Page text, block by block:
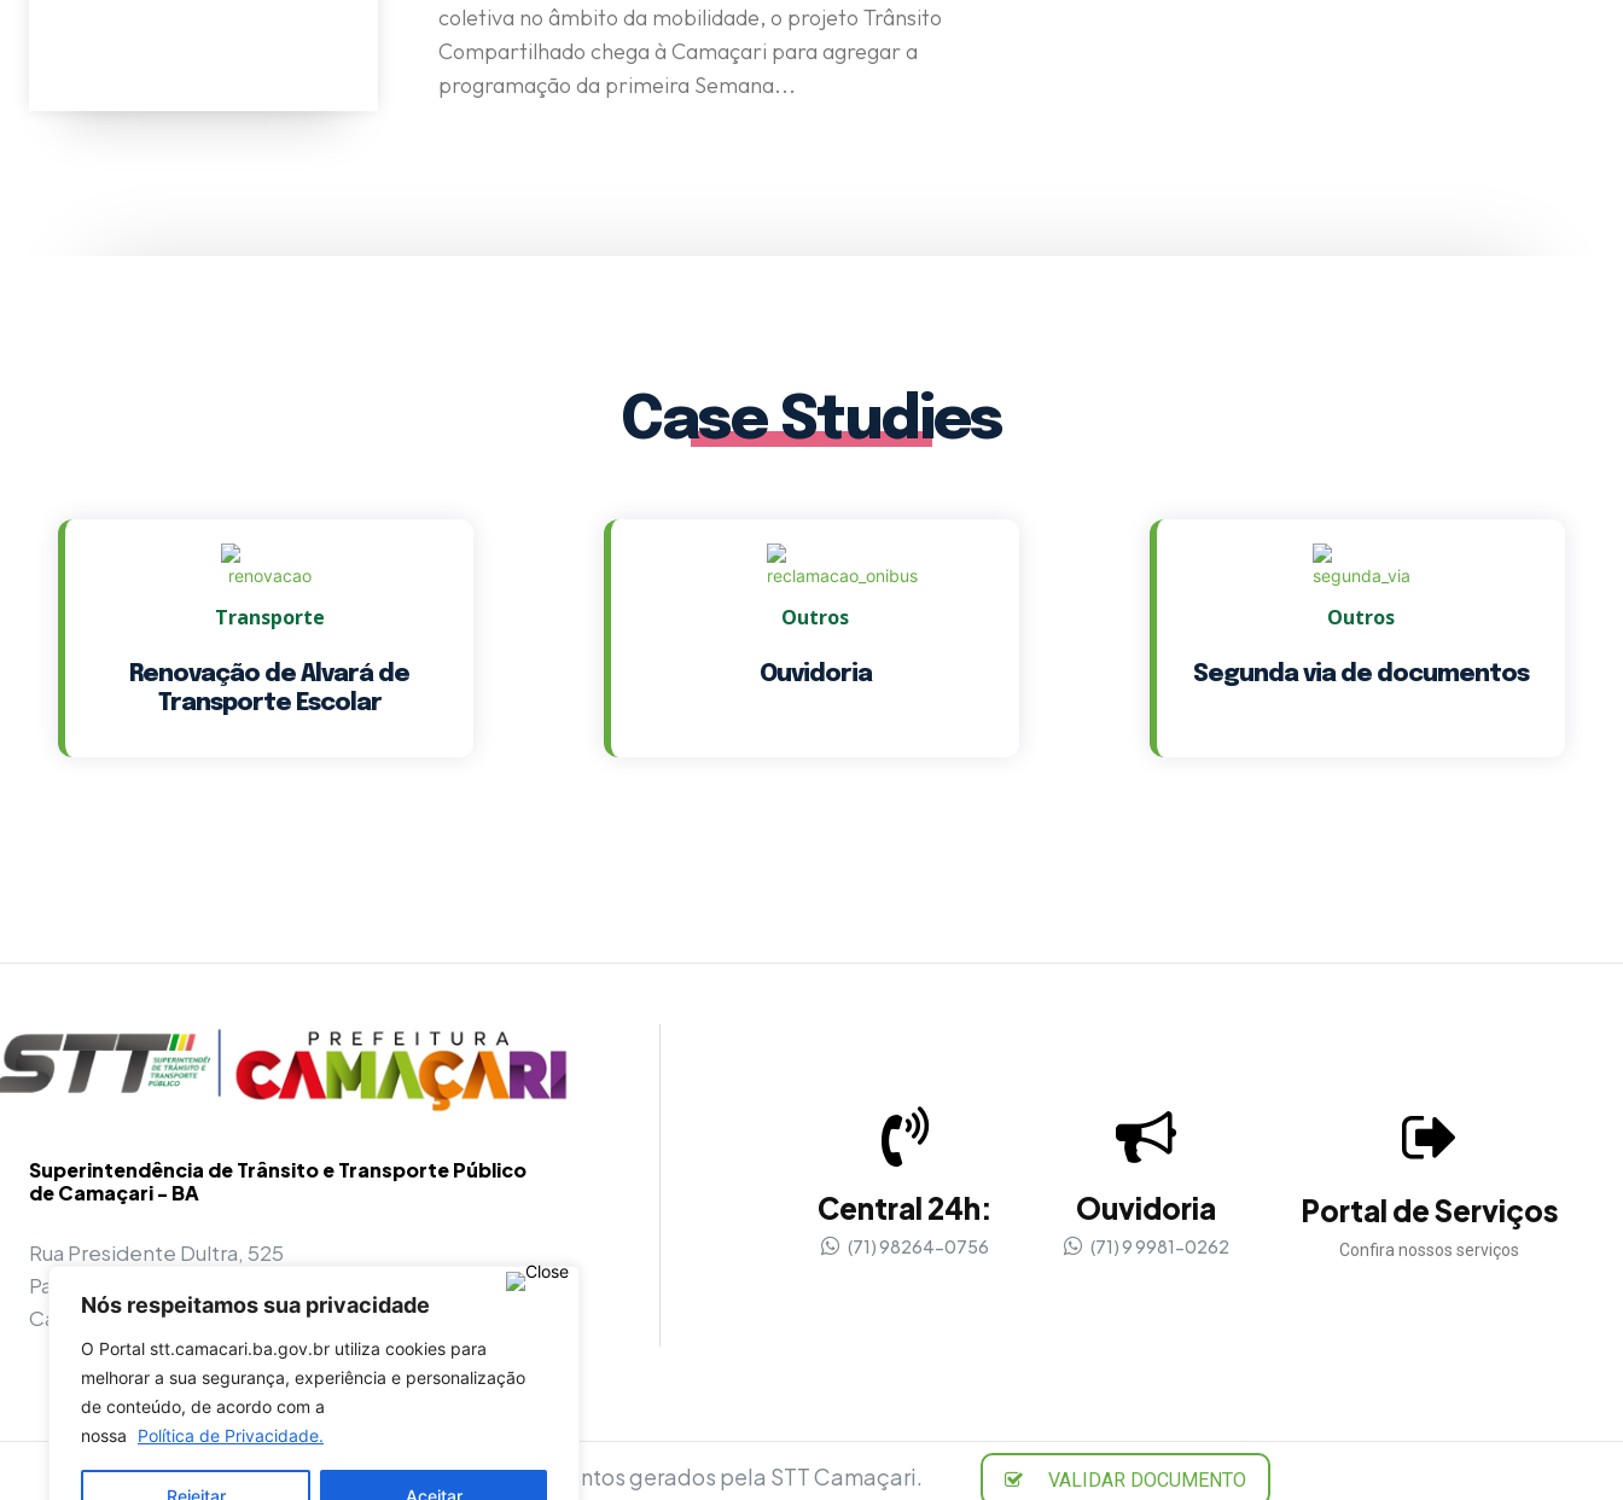
Nós respeitamos sua privacidade
O Portal stt.camacari.ba.gov.br utiliza cookies para
melhorar a sua segurança, experiência e personalização
de conteúdo, de acordo com a
nossa
Política de Privacidade.
Rejeitar Aceitar
coletiva no âmbito da mobilidade, o projeto Trânsito
Compartilhado chega à Camaçari para agregar a
programação da primeira Semana...
Case Studies
Transporte
Renovação de Alvará de
Transporte Escolar
Outros
Ouvidoria
Outros
Segunda via de documentos
Superintendência de Trânsito e Transporte Público
de Camaçari - BA
Rua Presidente Dultra, 525
Parque Nascentes do Rio Capivara
Camaçari - BA - 42800-970
Central 24h:
(71) 98264-0756
Ouvidoria
(71) 9 9981-0262
Portal de Serviços
Confira nossos serviços
Confira a autenticidade dos documentos gerados pela STT Camaçari. VALIDAR DOCUMENTO